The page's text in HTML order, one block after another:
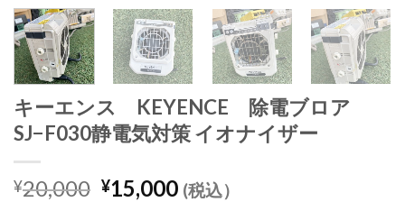
キーエンス KEYENCE 除電ブロア
SJ−F030静電気対策 イオナイザー
¥20,000 元
¥15,000現
(税込）